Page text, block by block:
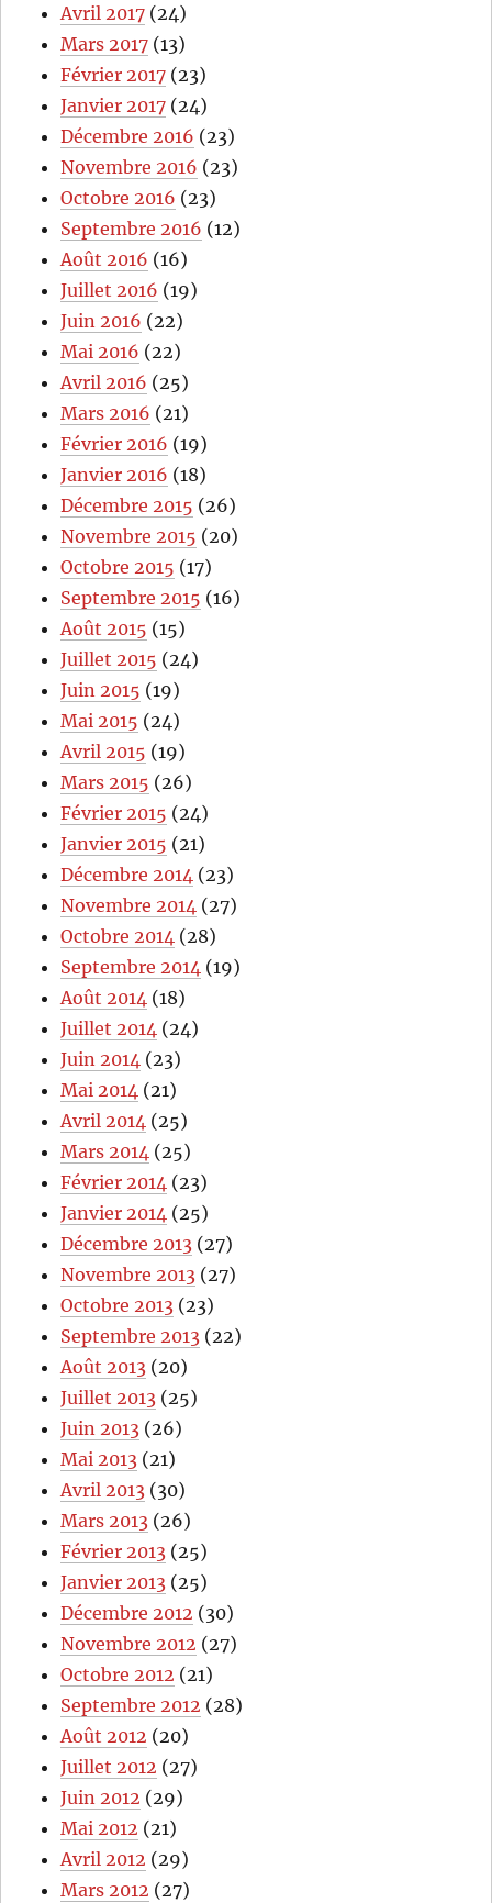
Avril 2017 (24)
Mars 2017 (13)
Février 2017 (23)
Janvier 2017 (24)
Décembre 2016 (23)
Novembre 2016 (23)
Octobre 2016 (23)
Septembre 2016 (12)
Août 2016 (16)
Juillet 2016 (19)
Juin 2016 (22)
Mai 2016 (22)
Avril 2016 (25)
Mars 2016 (21)
Février 2016 (19)
Janvier 2016 (18)
Décembre 2015 (26)
Novembre 2015 (20)
Octobre 2015 (17)
Septembre 2015 (16)
Août 2015 (15)
Juillet 2015 (24)
Juin 2015 (19)
Mai 2015 (24)
Avril 2015 (19)
Mars 2015 (26)
Février 2015 (24)
Janvier 2015 (21)
Décembre 2014 (23)
Novembre 2014 (27)
Octobre 2014 (28)
Septembre 2014 (19)
Août 2014 (18)
Juillet 2014 (24)
Juin 2014 (23)
Mai 2014 (21)
Avril 2014 (25)
Mars 2014 (25)
Février 2014 (23)
Janvier 2014 (25)
Décembre 2013 (27)
Novembre 2013 (27)
Octobre 2013 (23)
Septembre 2013 (22)
Août 2013 (20)
Juillet 2013 (25)
Juin 2013 (26)
Mai 2013 (21)
Avril 2013 (30)
Mars 2013 (26)
Février 2013 (25)
Janvier 2013 (25)
Décembre 2012 (30)
Novembre 2012 (27)
Octobre 2012 (21)
Septembre 2012 (28)
Août 2012 (20)
Juillet 2012 (27)
Juin 2012 (29)
Mai 2012 (21)
Avril 2012 (29)
Mars 2012 (27)